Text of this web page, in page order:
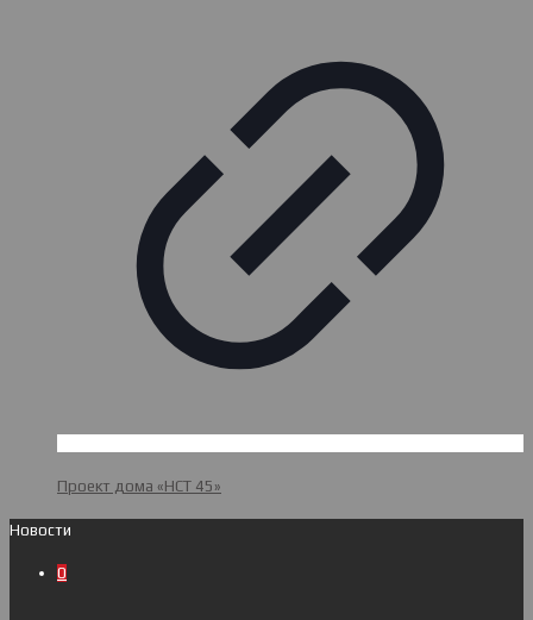
Проект дома «НСТ 45»
Новости
0